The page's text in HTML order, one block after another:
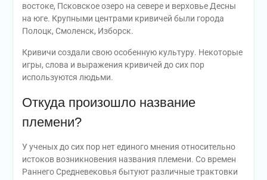
востоке, Псковское озеро на севере и верховье Десны
на юге. Крупными центрами кривичей были города
Полоцк, Смоленск, Изборск.
Кривичи создали свою особенную культуру. Некоторые
игры, слова и выражения кривичей до сих пор
используются людьми.
Откуда произошло название
племени?
У ученых до сих пор нет единого мнения относительно
истоков возникновения названия племени. Со времен
Раннего Средневековья бытуют различные трактовки